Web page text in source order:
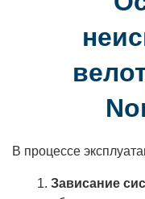
В процессе
Зависание